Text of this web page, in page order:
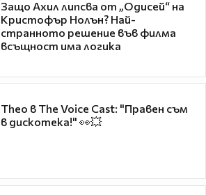
Защо Ахил липсва от „Одисей“ на
Кристофър Нолън? Най-
странното решение във филма
всъщност има логика
Theo в The Voice Cast: "Правен съм
в дискотека!" 👀💥